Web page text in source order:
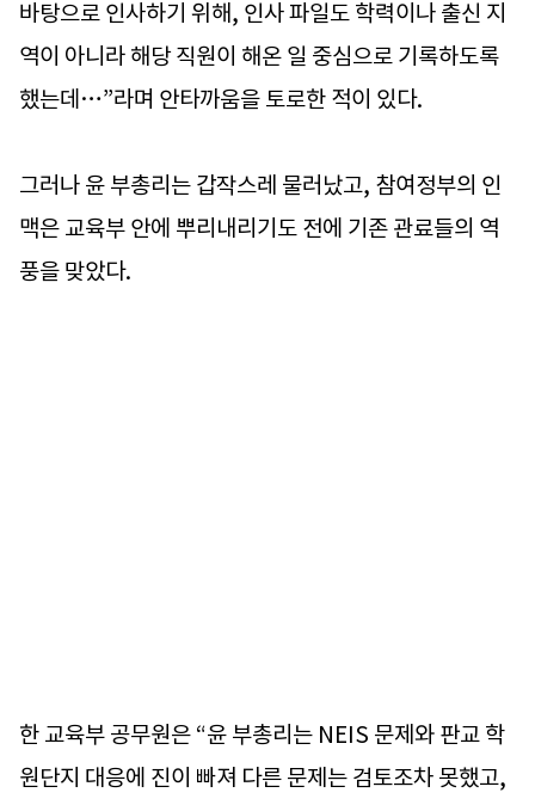
바탕으로 인사하기 위해, 인사 파일도 학력이나 출신 지
역이 아니라 해당 직원이 해온 일 중심으로 기록하도록
했는데…”라며 안타까움을 토로한 적이 있다.
그러나 윤 부총리는 갑작스레 물러났고, 참여정부의 인
맥은 교육부 안에 뿌리내리기도 전에 기존 관료들의 역
풍을 맞았다.
한 교육부 공무원은 “윤 부총리는 NEIS 문제와 판교 학
원단지 대응에 진이 빠져 다른 문제는 검토조차 못했고,